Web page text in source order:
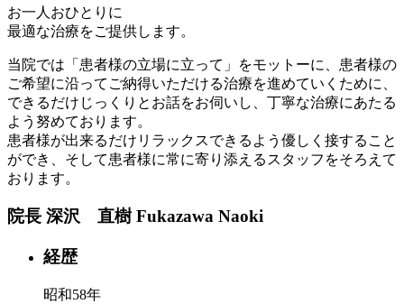
お一人おひとりに
最適な治療をご提供します。
当院では「患者様の立場に立って」をモットーに、患者様の
ご希望に沿ってご納得いただける治療を進めていくために、
できるだけじっくりとお話をお伺いし、丁寧な治療にあたる
よう努めております。
患者様が出来るだけリラックスできるよう優しく接すること
ができ、そして患者様に常に寄り添えるスタッフをそろえて
おります。
院長 深沢 直樹 Fukazawa Naoki
経歴
昭和58年